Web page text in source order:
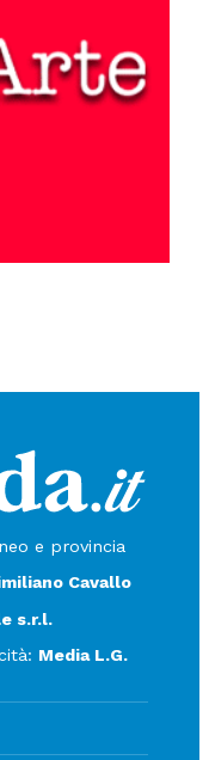
e provincia
Cavallo
s.r.l.
Media L.G.